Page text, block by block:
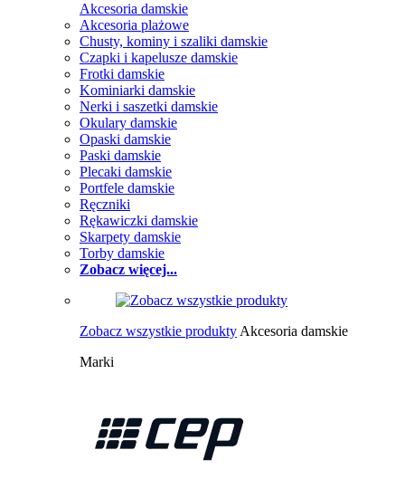
Akcesoria damskie
Akcesoria plażowe
Chusty, kominy i szaliki damskie
Czapki i kapelusze damskie
Frotki damskie
Kominiarki damskie
Nerki i saszetki damskie
Okulary damskie
Opaski damskie
Paski damskie
Plecaki damskie
Portfele damskie
Ręczniki
Rękawiczki damskie
Skarpety damskie
Torby damskie
Zobacz więcej...
Zobacz wszystkie produkty Akcesoria damskie
Marki